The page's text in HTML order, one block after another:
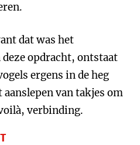
dat was het
opdracht, ontstaat
ergens in de heg
van takjes om
verbinding.